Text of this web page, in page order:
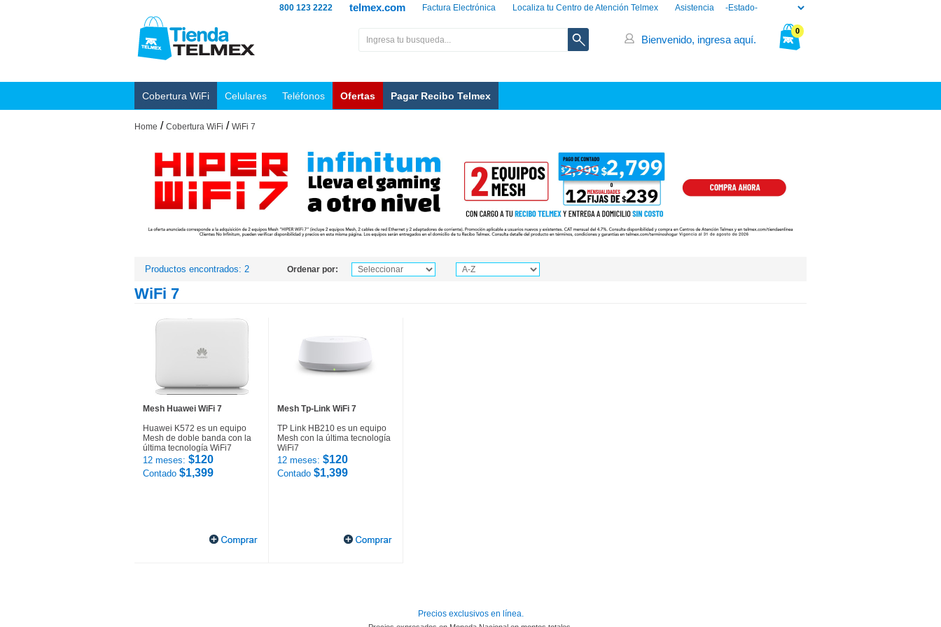
Asistencia
Localiza tu Centro de Atención Telmex
Factura Electrónica
telmex.com
800 123 2222
0
Bienvenido, ingresa aquí.
Cobertura WiFi Celulares Teléfonos Ofertas Pagar Recibo Telmex
Home / Cobertura WiFi / WiFi 7
Productos encontrados: 2 Ordenar por:
WiFi 7
Mesh Huawei WiFi 7
Huawei K572 es un equipo
Mesh de doble banda con la
última tecnología WiFi7
12 meses: $120
Contado $1,399
Mesh Tp-Link WiFi 7
TP Link HB210 es un equipo
Mesh con la última tecnología
WiFi7
12 meses: $120
Contado $1,399
Precios exclusivos en línea.